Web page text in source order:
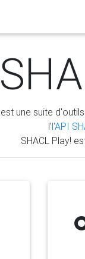
est une suite
l'l'API
SHACL Play!